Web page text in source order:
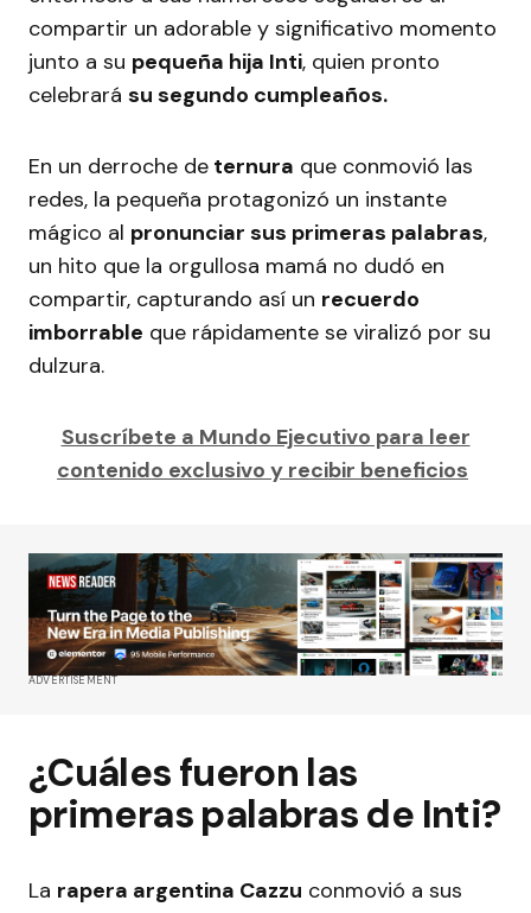
compartir un adorable y significativo momento
junto a su pequeña hija Inti, quien pronto
celebrará su segundo cumpleaños.
En un derroche de ternura que conmovió las
redes, la pequeña protagonizó un instante
mágico al pronunciar sus primeras palabras,
un hito que la orgullosa mamá no dudó en
compartir, capturando así un recuerdo
imborrable que rápidamente se viralizó por su
dulzura.
Suscríbete a Mundo Ejecutivo para leer
contenido exclusivo y recibir beneficios
ADVERTISEMENT
¿Cuáles fueron las
primeras palabras de Inti?
La rapera argentina Cazzu conmovió a sus